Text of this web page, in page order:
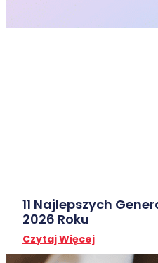
11 Najlepszych
2026 Roku
Czytaj Więcej